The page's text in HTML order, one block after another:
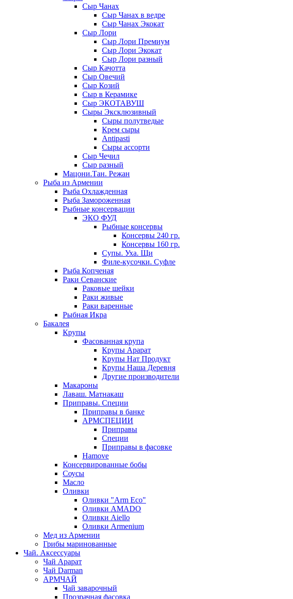
Сыр Чанах
Сыр Чанах в ведре
Сыр Чанах Экокат
Сыр Лори
Сыр Лори Премиум
Сыр Лори Экокат
Сыр Лори разный
Сыр Качотта
Сыр Овечий
Сыр Козий
Сыр в Керамике
Сыр ЭКОТАВУШ
Сыры Эксклюзивный
Сыры полутведые
Крем сыры
Antipasti
Сыры ассорти
Сыр Чечил
Сыр разный
Мацони.Тан. Режан
Рыба из Армении
Рыба Охлажденная
Рыба Замороженная
Рыбные консервации
ЭКО ФУД
Рыбные консервы
Консервы 240 гр.
Консервы 160 гр.
Супы. Уха. Щи
Филе-кусочки. Суфле
Рыба Копченая
Раки Севанские
Раковые шейки
Раки живые
Раки варенные
Рыбная Икра
Бакалея
Крупы
Фасованная крупа
Крупы Арарат
Крупы Нат Продукт
Крупы Наша Деревня
Другие производители
Макароны
Лаваш. Матнакаш
Приправы. Специи
Приправы в банке
АРМСПЕЦИИ
Приправы
Специи
Приправы в фасовке
Hamove
Консервированные бобы
Соусы
Масло
Оливки
Оливки "Arm Eco"
Оливки AMADO
Оливки Aiello
Оливки Armenium
Мед из Армении
Грибы маринованные
Чай. Аксессуары
Чай Арарат
Чай Darman
АРМЧАЙ
Чай заварочный
Прозрачная фасовка